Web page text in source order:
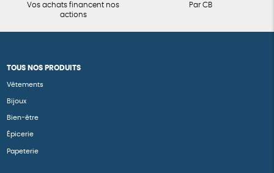
Vos achats financent nos
actions
Par CB
TOUS NOS PRODUITS
Vêtements
Bijoux
Bien-être
Épicerie
Papeterie